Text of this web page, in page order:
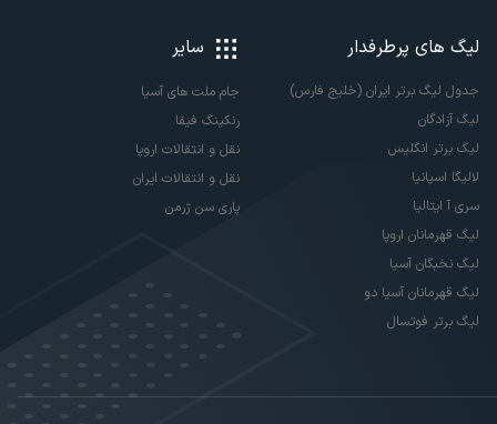
لیگ های پرطرفدار
جدول لیگ برتر ایران (خلیج فارس)
لیگ آزادگان
لیگ برتر انگلیس
لالیگا اسپانیا
سری آ ایتالیا
لیگ قهرمانان اروپا
لیگ نخبگان آسیا
لیگ قهرمانان آسیا دو
لیگ برتر فوتسال
سایر
جام ملت های آسیا
رنکینگ فیفا
نقل و انتقالات اروپا
نقل و انتقالات ایران
پاری سن ژرمن